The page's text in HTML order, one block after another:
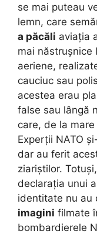
se mai puteau
lemn, care
a păcăli aviația
mai năstrușnice
aeriene,
cauciuc sau
acestea erau
false sau lângă
care, de la
Experții NATO
dar au ferit
ziariștilor.
declarația unui
identitate nu au
imagini filmate
bombardierele